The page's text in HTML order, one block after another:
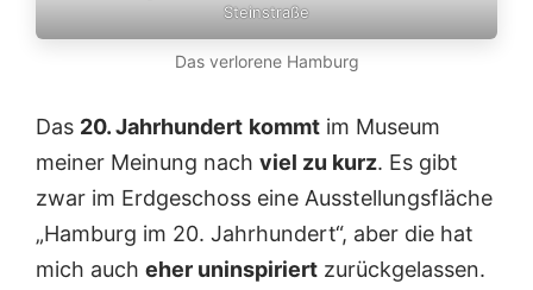
Steinstraße
Das verlorene Hamburg
Das 20. Jahrhundert kommt im Museum
meiner Meinung nach viel zu kurz. Es gibt
zwar im Erdgeschoss eine Ausstellungsfläche
„Hamburg im 20. Jahrhundert“, aber die hat
mich auch eher uninspiriert zurückgelassen.